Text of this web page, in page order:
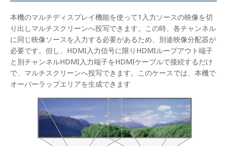
本機のマルチディスプレイ機能を使って1入力ソースの映像を切
り出しマルチスクリーンへ投写できます。この時、各チャンネル
に同じ映像ソースを入力する必要があるため、別途映像分配器が
必要です。但し、HDMI入力信号に限りHDMIループアウト端子
と別チャンネルHDMI入力端子をHDMIケーブルで接続するだけ
で、マルチスクリーンへ投写できます。このケースでは、本機で
オーバーラップエリアを生成できます